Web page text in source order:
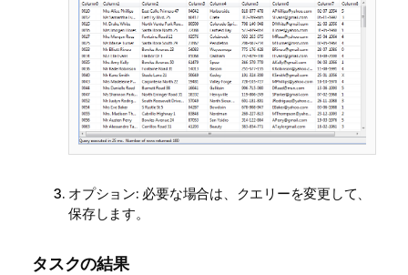
オプション: 必要な場合は、クエリーを変更して、
保存します。
タスクの結果